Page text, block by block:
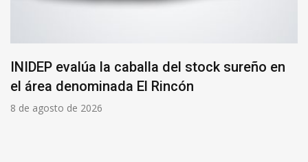
INIDEP evalúa la caballa del stock sureño en
el área denominada El Rincón
8 de agosto de 2026